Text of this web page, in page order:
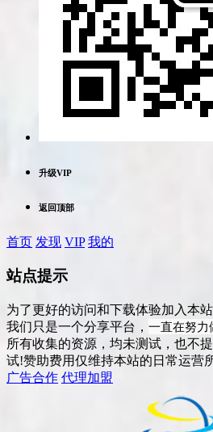
升级VIP
返回顶部
首页 发现 VIP 我的
站点提示
为了更好的访问和下载体验加入本
我们只是一个分享平台， 一直在努力
所有收集的资源，均未测试，也不
试!赞助费用仅维持本站的日常运营
广告合作 代理加盟